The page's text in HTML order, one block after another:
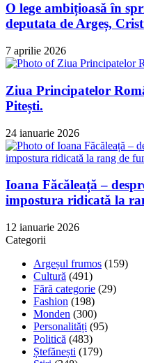
O lege ambițioasă în
deputata de Argeș,
7 aprilie 2026
Ziua Principatelor
Pitești.
24 ianuarie 2026
Ioana Făcăleață –
impostura ridicată la
12 ianuarie 2026
Categorii
Argeșul frumos (159)
Cultură (491)
Fără categorie (29)
Fashion (198)
Monden (300)
Personalități (95)
Politică (483)
Ștefănești (179)